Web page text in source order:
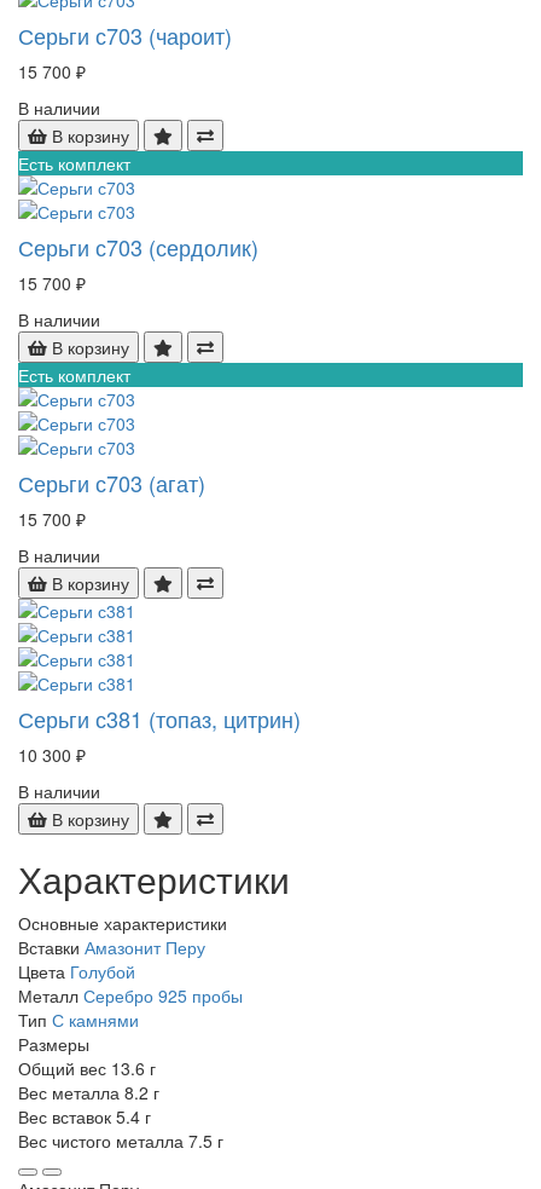
Серьги с703 (чароит)
15 700 ₽
В наличии
В корзину
Есть комплект
Серьги с703 (сердолик)
15 700 ₽
В наличии
В корзину
Есть комплект
Серьги с703 (агат)
15 700 ₽
В наличии
В корзину
Серьги с381 (топаз, цитрин)
10 300 ₽
В наличии
В корзину
Характеристики
Основные характеристики
Вставки Амазонит Перу
Цвета Голубой
Металл Серебро 925 пробы
Тип С камнями
Размеры
Общий вес 13.6 г
Вес металла 8.2 г
Вес вставок 5.4 г
Вес чистого металла 7.5 г